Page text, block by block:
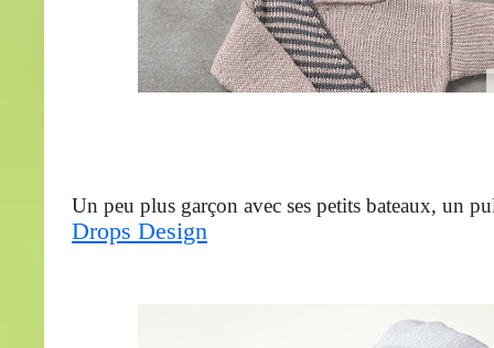
Un peu plus garçon avec ses petits bateaux, un
Drops Design